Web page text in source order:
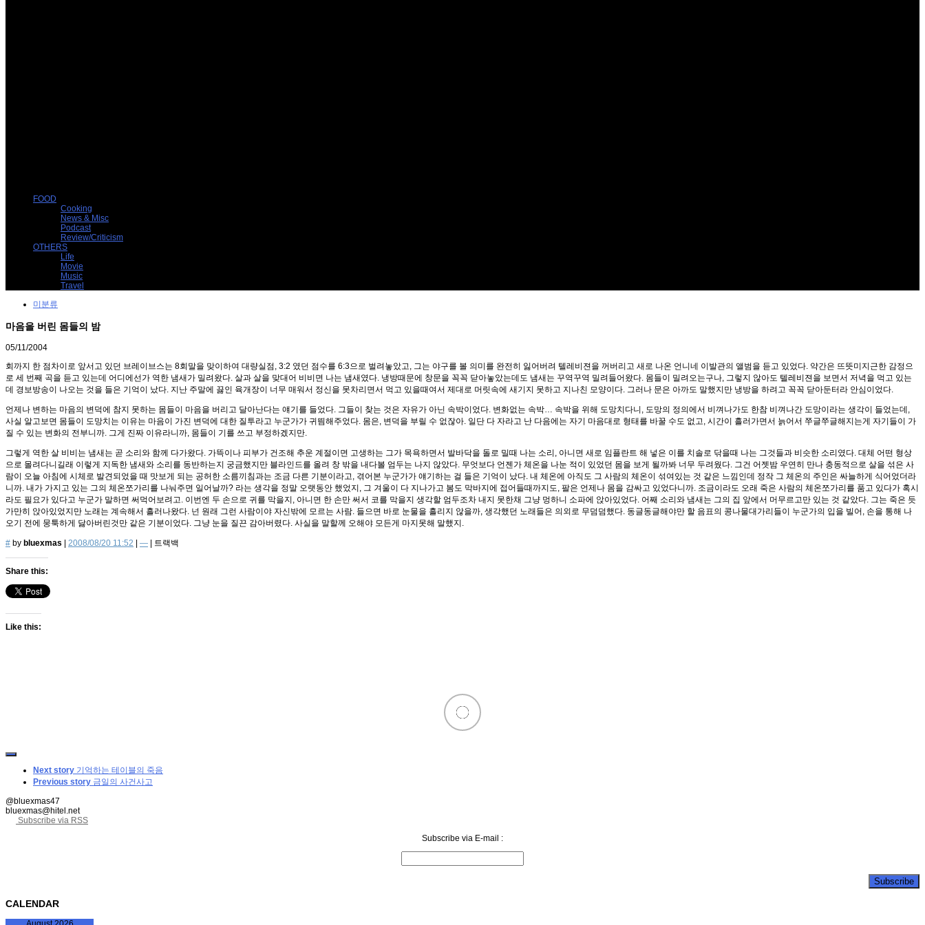
FOOD
Cooking
News & Misc
Podcast
Review/Criticism
OTHERS
Life
Movie
Music
Travel
미분류
마음을 버린 몸들의 밤
05/11/2004
회까지 한 점차이로 앞서고 있던 브레이브스는 8회말을 맞이하여 대량실점, 3:2 였던 점수를 6:3으로 벌려놓았고, 그는 야구를 볼 의미를 완전히 잃어버려 텔레비젼을 꺼버리고 새로 나온 언니네 이발관의 앨범을 듣고 있었다. 약간은 뜨뜻미지근한 감정으
로 세 번째 곡을 듣고 있는데 어디에선가 역한 냄새가 밀려왔다. 살과 살을 맞대어 비비면 나는 냄새였다. 냉방때문에 창문을 꼭꼭 닫아놓았는데도 냄새는 꾸역꾸역 밀려들어왔다. 몸들이 밀려오는구나, 그렇지 않아도 텔레비젼을 보면서 저녁을 먹고 있는
데 경보방송이 나오는 것을 들은 기억이 났다. 지난 주말에 끓인 육개장이 너무 매워서 정신을 못차리면서 먹고 있을때여서 제대로 머릿속에 새기지 못하고 지나친 모양이다. 그러나 문은 아까도 말했지만 냉방을 하려고 꼭꼭 닫아둔터라 안심이었다.
언제나 변하는 마음의 변덕에 참지 못하는 몸들이 마음을 버리고 달아난다는 얘기를 들었다. 그들이 찾는 것은 자유가 아닌 속박이었다. 변화없는 속박… 속박을 위해 도망치다니, 도망의 정의에서 비껴나가도 한참 비껴나간 도망이라는 생각이 들었는데,
사실 알고보면 몸들이 도망치는 이유는 마음이 가진 변덕에 대한 질투라고 누군가가 귀띔해주었다. 몸은, 변덕을 부릴 수 없잖아. 일단 다 자라고 난 다음에는 자기 마음대로 형태를 바꿀 수도 없고, 시간이 흘러가면서 늙어서 쭈글쭈글해지는게 자기들이 가
질 수 있는 변화의 전부니까. 그게 진짜 이유라니까, 몸들이 기를 쓰고 부정하겠지만.
그렇게 역한 살 비비는 냄새는 곧 소리와 함께 다가왔다. 가뜩이나 피부가 건조해 추운 계절이면 고생하는 그가 목욕하면서 발바닥을 돌로 밀때 나는 소리, 아니면 새로 임플란트 해 넣은 이를 치솔로 닦을때 나는 그것들과 비슷한 소리였다. 대체 어떤 형상
으로 몰려다니길래 이렇게 지독한 냄새와 소리를 동반하는지 궁금했지만 블라인드를 올려 창 밖을 내다볼 엄두는 나지 않았다. 무엇보다 언젠가 체온을 나눈 적이 있었던 몸을 보게 될까봐 너무 두려웠다. 그건 어젯밤 우연히 만나 충동적으로 살을 섞은 사
람이 오늘 아침에 시체로 발견되었을 때 맛보게 되는 공허한 소름끼침과는 조금 다른 기분이라고, 겪어본 누군가가 얘기하는 걸 들은 기억이 났다. 내 체온에 아직도 그 사람의 체온이 섞여있는 것 같은 느낌인데 정작 그 체온의 주인은 싸늘하게 식어었더라
니까. 내가 가지고 있는 그의 체온쪼가리를 나눠주면 일어날까? 라는 생각을 정말 오랫동안 했었지, 그 겨울이 다 지나가고 봄도 막바지에 접어들때까지도, 팔은 언제나 몸을 감싸고 있었다니까. 조금이라도 오래 죽은 사람의 체온쪼가리를 품고 있다가 혹시
라도 필요가 있다고 누군가 말하면 써먹어보려고. 이번엔 두 손으로 귀를 막을지, 아니면 한 손만 써서 코를 막을지 생각할 엄두조차 내지 못한채 그냥 멍하니 소파에 앉아있었다. 어째 소리와 냄새는 그의 집 앞에서 머무르고만 있는 것 같았다. 그는 죽은 듯
가만히 앉아있었지만 노래는 계속해서 흘러나왔다. 넌 원래 그런 사람이야 자신밖에 모르는 사람. 들으면 바로 눈물을 흘리지 않을까, 생각했던 노래들은 의외로 무덤덤했다. 동글동글해야만 할 음표의 콩나물대가리들이 누군가의 입을 빌어, 손을 통해 나
오기 전에 뭉툭하게 닳아버린것만 같은 기분이었다. 그냥 눈을 질끈 감아버렸다. 사실을 말할께 오해야 모든게 마지못해 말했지.
# by bluexmas 2008/08/20 11:52 — 트랙백
Share this:
Like this:
Next story 기억하는 테이블의 죽음
Previous story 금일의 사건사고
@bluexmas47
bluexmas@hitel.net
Subscribe via RSS
Subscribe via E-mail :
CALENDAR